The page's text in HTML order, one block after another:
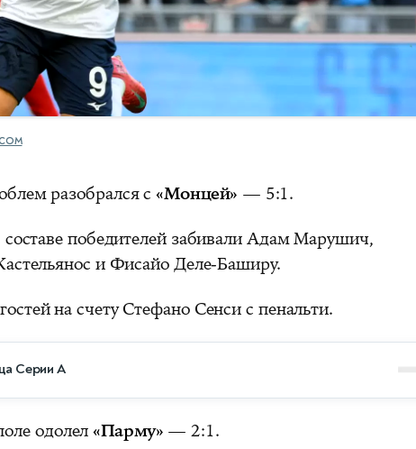
разобрался с«Монцей» — 5:1.
составе победителей забивали Адам Марушич,
и Фисайо Деле-Баширу.
на счету Стефано Сенси с пенальти.
Серии А
одолел«Парму» — 2:1.